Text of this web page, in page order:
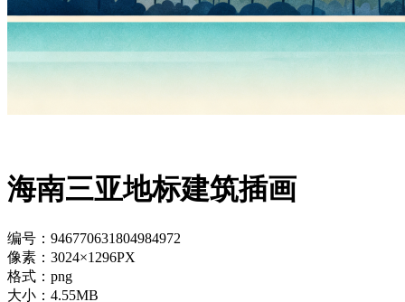
海南三亚地标建筑插画
编号：946770631804984972
像素：3024×1296PX
格式：png
大小：4.55MB